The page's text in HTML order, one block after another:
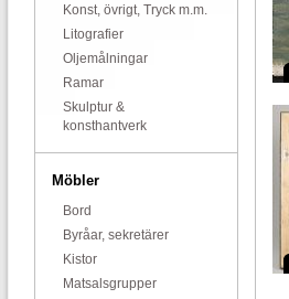
Konst, övrigt, Tryck m.m.
Litografier
Oljemålningar
Ramar
Skulptur &
konsthantverk
Möbler
Bord
Byråar, sekretärer
Kistor
Matsalsgrupper